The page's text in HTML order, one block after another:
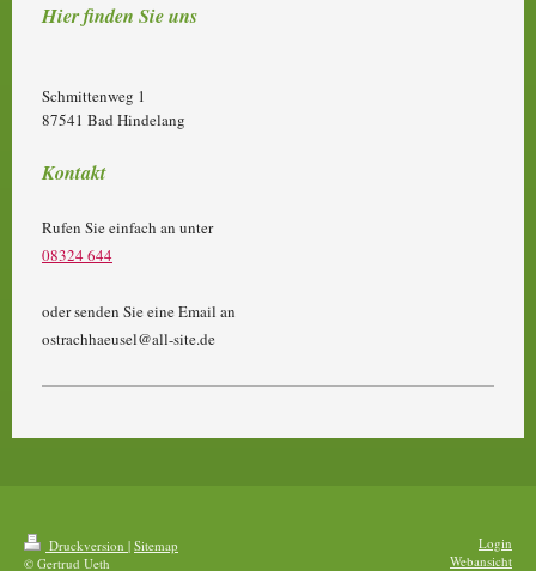
Hier finden Sie uns
Schmittenweg 1
87541 Bad Hindelang
Kontakt
Rufen Sie einfach an unter
08324 644
oder senden Sie eine Email an
ostrachhaeusel@all-site.de
Druckversion | Sitemap
© Gertrud Ueth
Login
Webansicht